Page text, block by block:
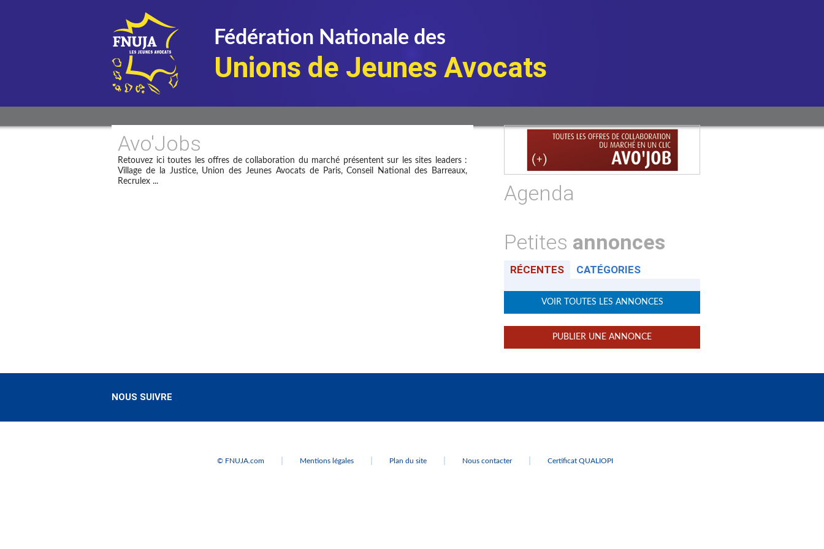
Fédération Nationale des
Unions de Jeunes Avocats
Avo'Jobs
Retouvez ici toutes les offres de collaboration du marché présentent sur les sites leaders :
Village de la Justice, Union des Jeunes Avocats de Paris, Conseil National des Barreaux,
Recrulex ...
Agenda
Petites annonces
RÉCENTES CATÉGORIES
VOIR TOUTES LES ANNONCES
PUBLIER UNE ANNONCE
NOUS SUIVRE
© FNUJA.com Mentions légales Plan du site Nous contacter Certificat QUALIOPI